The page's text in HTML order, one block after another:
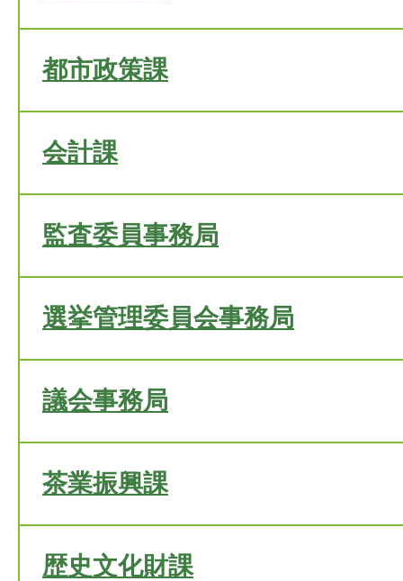
都市政策課
会計課
監査委員事務局
選挙管理委員会事務局
議会事務局
茶業振興課
歴史文化財課